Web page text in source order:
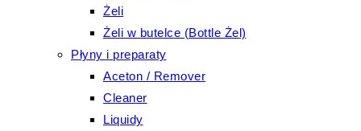
Żeli
Żeli w butelce (Bottle Żel)
Płyny i preparaty
Aceton / Remover
Cleaner
Liquidy